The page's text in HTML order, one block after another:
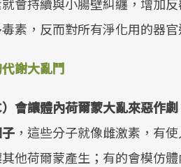
素，反而對所有淨化用的器官
謝大亂鬥
會讓體內荷爾蒙大亂來惡作
，這些分子就像雌激素，有
他荷爾蒙產生；有的會模仿